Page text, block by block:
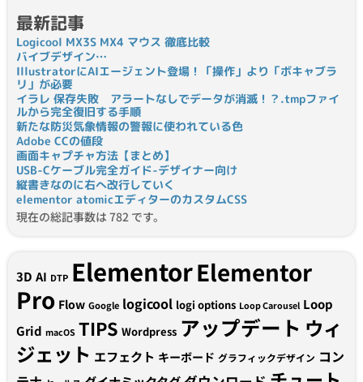
最新記事
Logicool MX3S MX4 マウス 徹底比較
バイブデザイン…
IllustratorにAIエージェント登場！「操作」より「ボキャブラ
リ」が必要
イラレ 保存失敗 アラートなしでデータが消滅！？.tmpファイ
ルから完全復旧する手順
新たな防災気象情報の警報に使われている色
Adobe CCの値段
画面キャプチャ方法【まとめ】
USB-Cケーブル完全ガイド-デザイナー向け
縦書きなのに右へ改行していく
elementor atomicエディターのカスタムCSS
現在の総記事数は 782 です。
3D AI DTP ElementorElementor
Pro Flow Google logicool logi options Loop Carousel Loop
Grid macOS TIPS Wordpress アップデート ウィ
ジェット エフェクト キーボード グラフィックデザイン コン